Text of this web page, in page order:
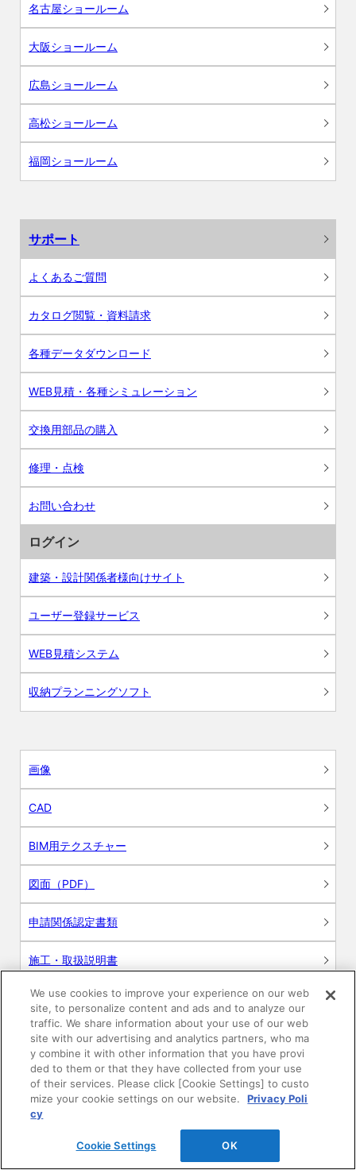
名古屋ショールーム
大阪ショールーム
広島ショールーム
高松ショールーム
福岡ショールーム
サポート
よくあるご質問
カタログ閲覧・資料請求
各種データダウンロード
WEB見積・各種シミュレーション
交換用部品の購入
修理・点検
お問い合わせ
ログイン
建築・設計関係者様向けサイト
ユーザー登録サービス
WEB見積システム
収納プランニングソフト
画像
CAD
BIM用テクスチャー
図面（PDF）
申請関係認定書類
施工・取扱説明書
動画
シミュレーションツール
24時間換気システム〈エアスマート〉
簡易設計見積ソフト
R&Dセンター環境測定・分析サービス
商品マスター申し込み
We use cookies to improve your experience on our web
site, to personalize content and ads and to analyze our
traffic. We share information about your use of our web
site with our advertising and analytics partners, who ma
y combine it with other information that you have provi
ded to them or that they have collected from your use
of their services. Please click [Cookie Settings] to custo
mize your cookie settings on our website.
Privacy Poli
cy
Cookie Settings OK